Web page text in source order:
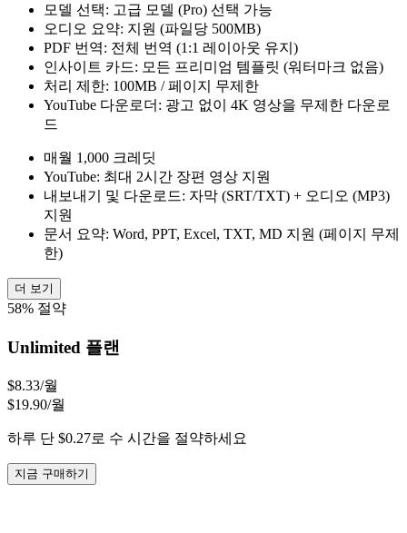
모델 선택: 고급 모델 (Pro) 선택 가능
오디오 요약: 지원 (파일당 500MB)
PDF 번역: 전체 번역 (1:1 레이아웃 유지)
인사이트 카드: 모든 프리미엄 템플릿 (워터마크 없음)
처리 제한: 100MB / 페이지 무제한
YouTube 다운로더: 광고 없이 4K 영상을 무제한 다운로
드
매월 1,000 크레딧
YouTube: 최대 2시간 장편 영상 지원
내보내기 및 다운로드: 자막 (SRT/TXT) + 오디오 (MP3)
지원
문서 요약: Word, PPT, Excel, TXT, MD 지원 (페이지 무제
한)
더 보기
58% 절약
Unlimited 플랜
$8.33/월
$19.90/월
하루 단 $0.27로 수 시간을 절약하세요
지금 구매하기